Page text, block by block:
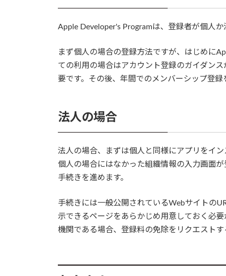
Apple Developer's Programは、登録者が個人
まず個人の場合の登録方法ですが、はじめに
ての利用の場合はアカウント登録のガイダン
要です。その後、年間でのメンバーシップ登
法人の場合
法人の場合、まずは個人と同様にアプリをイ
個人の場合にはなかった組織情報の入力画面
手続きを進めます。
手続きには一般公開されているWebサイトの
示できるページをあらかじめ用意しておく必
機関である場合、登録料の免除をリクエストす